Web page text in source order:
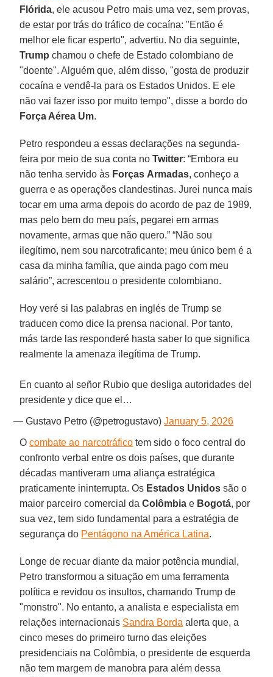
Flórida, ele acusou Petro mais uma vez, sem provas,
de estar por trás do tráfico de cocaína: "Então é
melhor ele ficar esperto", advertiu. No dia seguinte,
Trump chamou o chefe de Estado colombiano de
"doente". Alguém que, além disso, "gosta de produzir
cocaína e vendê-la para os Estados Unidos. E ele
não vai fazer isso por muito tempo", disse a bordo do
Força Aérea Um.
Petro respondeu a essas declarações na segunda-
feira por meio de sua conta noTwitter: “Embora eu
não tenha servido às Forças Armadas, conheço a
guerra e as operações clandestinas. Jurei nunca mais
tocar em uma arma depois do acordo de paz de 1989,
mas pelo bem do meu país, pegarei em armas
novamente, armas que não quero.” “Não sou
ilegítimo, nem sou narcotraficante; meu único bem é a
casa da minha família, que ainda pago com meu
salário”, acrescentou o presidente colombiano.
Hoy veré si las palabras en inglés de Trump se
traducen como dice la prensa nacional. Por tanto,
más tarde las responderé hasta saber lo que significa
realmente la amenaza ilegítima de Trump.
En cuanto al señor Rubio que desliga autoridades del
presidente y dice que el…
— Gustavo Petro (@petrogustavo)January 5, 2026
Ocombate ao narcotráfico tem sido o foco central do
confronto verbal entre os dois países, que durante
décadas mantiveram uma aliança estratégica
praticamente ininterrupta. Os Estados Unidos são o
maior parceiro comercial daColômbia e Bogotá, por
sua vez, tem sido fundamental para a estratégia de
segurança do Pentágono na América Latina.
Longe de recuar diante da maior potência mundial,
Petro transformou a situação em uma ferramenta
política e revidou os insultos, chamando Trump de
"monstro". No entanto, a analista e especialista em
relações internacionais Sandra Borda alerta que, a
cinco meses do primeiro turno das eleições
presidenciais na Colômbia, o presidente de esquerda
não tem margem de manobra para além dessa